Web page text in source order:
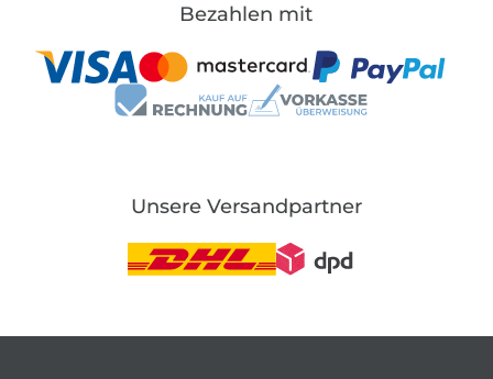
Bezahlen mit
Unsere Versandpartner